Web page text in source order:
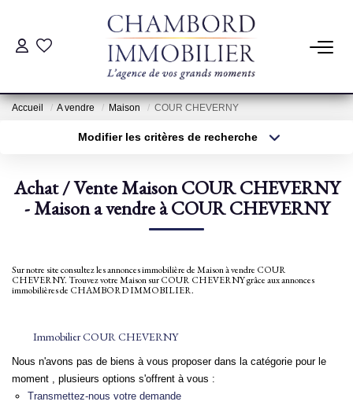
ACHAT
Pré-Estimation
GESTION
SYNDIC
NOS AGENCES
Accueil A vendre Maison COUR CHEVERNY
Modifier les critères de recherche
Sélectionnez...
Type de bien
Surface min
Créer une alerte
Achat / Vente Maison COUR CHEVERNY
- Maison a vendre à COUR CHEVERNY
Sur notre site consultez les annonces immobilière de Maison à vendre COUR
CHEVERNY. Trouvez votre Maison sur COUR CHEVERNY grâce aux annonces
immobilières de CHAMBORD IMMOBILIER.
Immobilier COUR CHEVERNY
Nous n'avons pas de biens à vous proposer dans la catégorie pour le
moment , plusieurs options s'offrent à vous :
Transmettez-nous votre demande